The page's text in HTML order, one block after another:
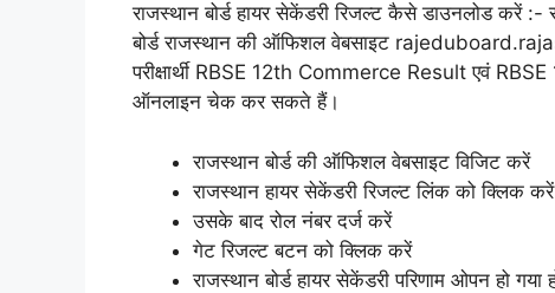
राजस्थान बोर्ड हायर सेकेंडरी रिजल्ट कैसे डाउनलोड करें :-
बोर्ड राजस्थान की ऑफिशल वेबसाइट
परीक्षार्थी RBSE 12th Commerce Result एवं
ऑनलाइन चेक कर सकते हैं।
राजस्थान बोर्ड की ऑफिशल वेबसाइट विजिट करें
राजस्थान हायर सेकेंडरी रिजल्ट लिंक को क्लिक करें
उसके बाद रोल नंबर दर्ज करें
गेट रिजल्ट बटन को क्लिक करें
राजस्थान बोर्ड हायर सेकेंडरी परिणाम ओपन हो गया